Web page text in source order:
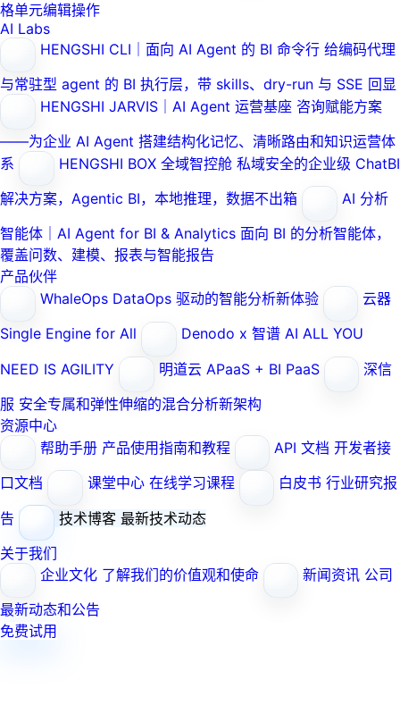
格单元编辑操作
AI Labs
HENGSHI CLI｜面向 AI Agent 的 BI 命令行 给编码代理
与常驻型 agent 的 BI 执行层，带 skills、dry-run 与 SSE 回显
HENGSHI JARVIS｜AI Agent 运营基座 咨询赋能方案
——为企业 AI Agent 搭建结构化记忆、清晰路由和知识运营体
系
HENGSHI BOX 全域智控舱 私域安全的企业级 ChatBI
解决方案，Agentic BI，本地推理，数据不出箱
AI 分析
智能体｜AI Agent for BI & Analytics 面向 BI 的分析智能体，
覆盖问数、建模、报表与智能报告
产品伙伴
WhaleOps DataOps 驱动的智能分析新体验
云器
Single Engine for All
Denodo x 智谱 AI ALL YOU
NEED IS AGILITY
明道云 APaaS + BI PaaS
深信
服 安全专属和弹性伸缩的混合分析新架构
资源中心
帮助手册 产品使用指南和教程 API 文档 开发者接
口文档
课堂中心 在线学习课程 白皮书 行业研究报
告
技术博客 最新技术动态
关于我们
企业文化 了解我们的价值观和使命 新闻资讯 公司
最新动态和公告
免费试用